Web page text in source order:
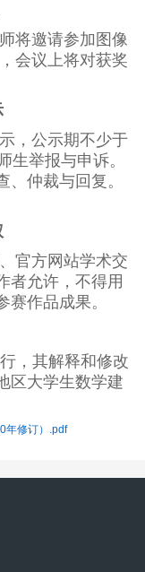
将邀请参加图像
会议上将对获奖
，公示期不少于
生举报与申诉。
仲裁与回复。
官方网站学术交
者允许，不得用
作品成果。
，其解释和修改
区大学生数学建
年修订）.pdf